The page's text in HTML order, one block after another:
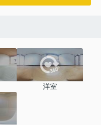
洋室